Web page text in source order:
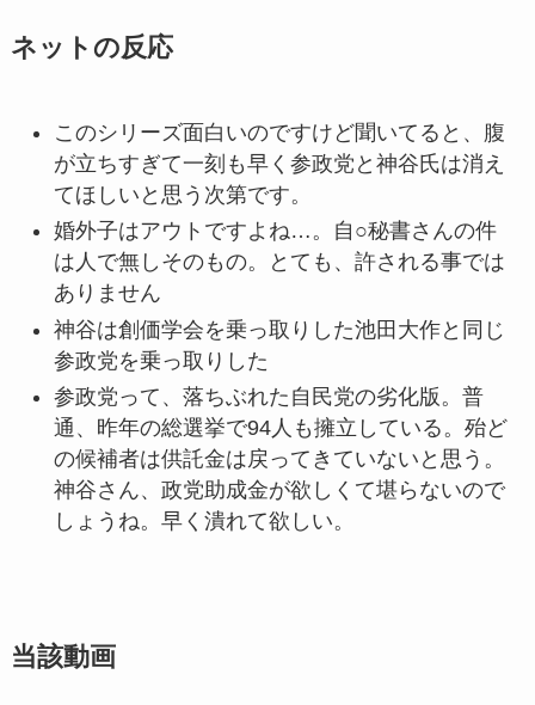
ネットの反応
このシリーズ面白いのですけど聞いてると、腹
が立ちすぎて一刻も早く参政党と神谷氏は消え
てほしいと思う次第です。
婚外子はアウトですよね…。自○秘書さんの件
は人で無しそのもの。とても、許される事では
ありません
神谷は創価学会を乗っ取りした池田大作と同じ
参政党を乗っ取りした
参政党って、落ちぶれた自民党の劣化版。普
通、昨年の総選挙で94人も擁立している。殆ど
の候補者は供託金は戻ってきていないと思う。
神谷さん、政党助成金が欲しくて堪らないので
しょうね。早く潰れて欲しい。
当該動画